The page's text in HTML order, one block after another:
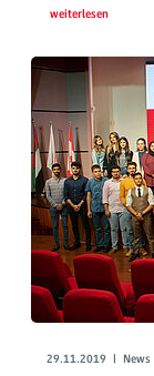
weiterlesen
29.11.2019 | News